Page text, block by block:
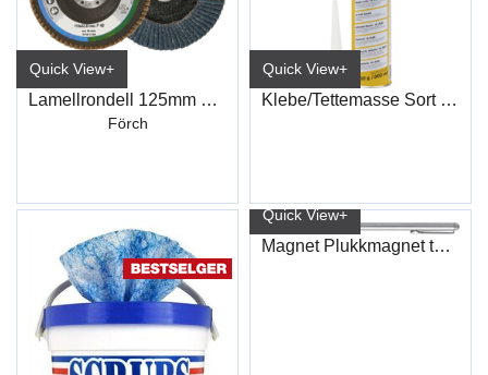
Quick View+
Lamellrondell 125mm K40 (WCD31)
Förch
Quick View+
Klebe/Tettemasse Sort (300ml) K195
Quick View+
Magnet Plukkmagnet teleskop